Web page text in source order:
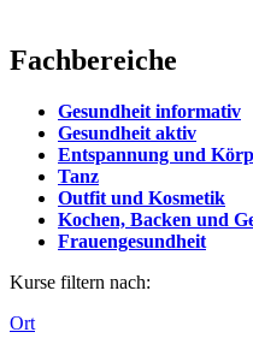
Fachbereiche
Gesundheit informativ
Gesundheit aktiv
Entspannung und
Tanz
Outfit und Kosmetik
Kochen, Backen und
Frauengesundheit
Kurse filtern nach:
Ort